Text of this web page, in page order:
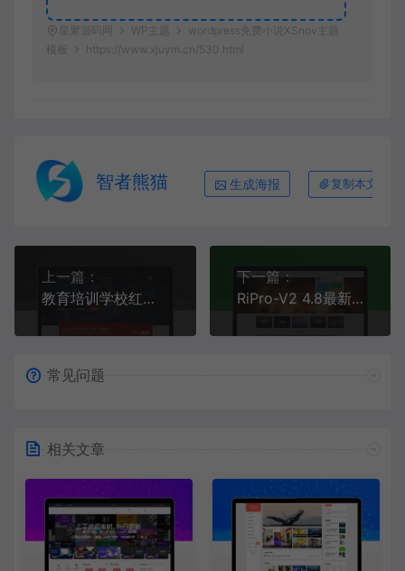
星聚源码网 WP主题
wordpress免费小说XSnov主题
模板
https://www.xjuym.cn/530.html
智者熊猫 生成海报 复制本文链接
上一篇：
教育培训学校红色头部大背景WP主题
下一篇：
RiPro-V2 4.8最新版 不限域名无限搭建（授权激活文件）
常见问题
相关文章